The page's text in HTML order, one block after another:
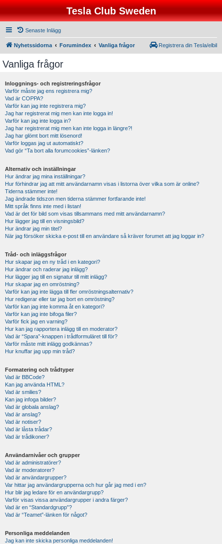
Tesla Club Sweden
Senaste Inlägg
Nyhetssidorna Forumindex Vanliga frågor Registrera din Tesla/elbil
Vanliga frågor
Inloggnings- och registreringsfrågor
Varför måste jag ens registrera mig?
Vad är COPPA?
Varför kan jag inte registrera mig?
Jag har registrerat mig men kan inte logga in!
Varför kan jag inte logga in?
Jag har registrerat mig men kan inte logga in längre?!
Jag har glömt bort mitt lösenord!
Varför loggas jag ut automatiskt?
Vad gör “Ta bort alla forumcookies”-länken?
Alternativ och inställningar
Hur ändrar jag mina inställningar?
Hur förhindrar jag att mitt användarnamn visas i listorna över vilka som är online?
Tiderna stämmer inte!
Jag ändrade tidszon men tiderna stämmer fortfarande inte!
Mitt språk finns inte med i listan!
Vad är det för bild som visas tillsammans med mitt användarnamn?
Hur lägger jag till en visningsbild?
Hur ändrar jag min titel?
När jag försöker skicka e-post till en användare så kräver forumet att jag loggar in?
Tråd- och inläggsfrågor
Hur skapar jag en ny tråd i en kategori?
Hur ändrar och raderar jag inlägg?
Hur lägger jag till en signatur till mitt inlägg?
Hur skapar jag en omröstning?
Varför kan jag inte lägga till fler omröstningsalternativ?
Hur redigerar eller tar jag bort en omröstning?
Varför kan jag inte komma åt en kategori?
Varför kan jag inte bifoga filer?
Varför fick jag en varning?
Hur kan jag rapportera inlägg till en moderator?
Vad är “Spara”-knappen i trådformuläret till för?
Varför måste mitt inlägg godkännas?
Hur knuffar jag upp min tråd?
Formatering och trådtyper
Vad är BBCode?
Kan jag använda HTML?
Vad är smilies?
Kan jag infoga bilder?
Vad är globala anslag?
Vad är anslag?
Vad är notiser?
Vad är låsta trådar?
Vad är trådikoner?
Användarnivåer och grupper
Vad är administratörer?
Vad är moderatorer?
Vad är användargrupper?
Var hittar jag användargrupperna och hur går jag med i en?
Hur blir jag ledare för en användargrupp?
Varför visas vissa användargrupper i andra färger?
Vad är en “Standardgrupp”?
Vad är “Teamet”-länken för något?
Personliga meddelanden
Jag kan inte skicka personliga meddelanden!